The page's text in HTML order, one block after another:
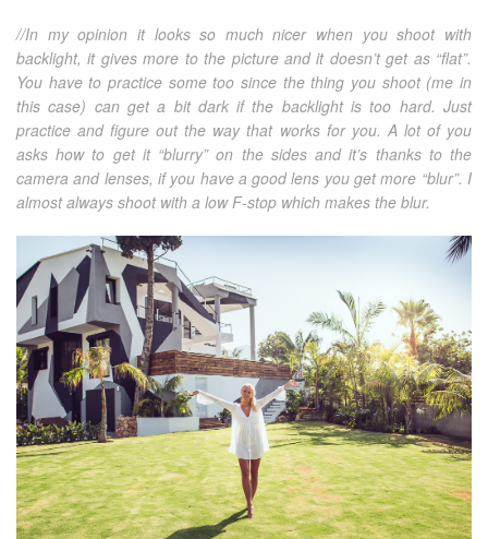
//In my opinion it looks so much nicer when you shoot with
backlight, it gives more to the picture and it doesn’t get as “flat”.
You have to practice some too since the thing you shoot (me in
this case) can get a bit dark if the backlight is too hard. Just
practice and figure out the way that works for you. A lot of you
asks how to get it “blurry” on the sides and it’s thanks to the
camera and lenses, if you have a good lens you get more “blur”. I
almost always shoot with a low F-stop which makes the blur.